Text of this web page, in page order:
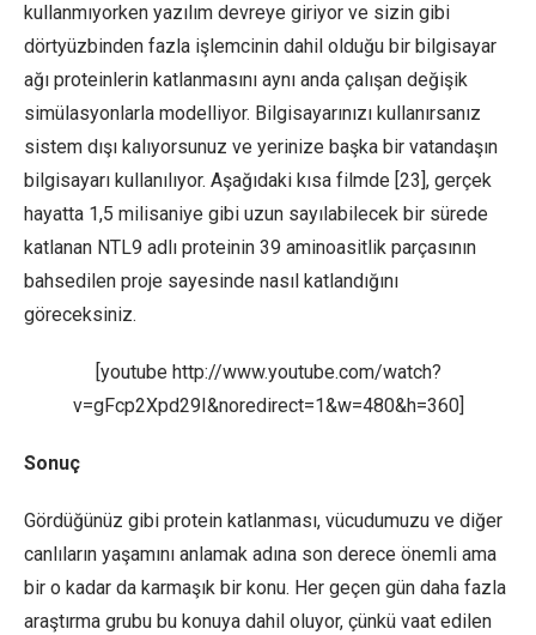
kullanmıyorken yazılım devreye giriyor ve sizin gibi
dörtyüzbinden fazla işlemcinin dahil olduğu bir bilgisayar
ağı proteinlerin katlanmasını aynı anda çalışan değişik
simülasyonlarla modelliyor. Bilgisayarınızı kullanırsanız
sistem dışı kalıyorsunuz ve yerinize başka bir vatandaşın
bilgisayarı kullanılıyor. Aşağıdaki kısa filmde [23], gerçek
hayatta 1,5 milisaniye gibi uzun sayılabilecek bir sürede
katlanan NTL9 adlı proteinin 39 aminoasitlik parçasının
bahsedilen proje sayesinde nasıl katlandığını
göreceksiniz.
[youtube http://www.youtube.com/watch?
v=gFcp2Xpd29I&noredirect=1&w=480&h=360]
Sonuç
Gördüğünüz gibi protein katlanması, vücudumuzu ve diğer
canlıların yaşamını anlamak adına son derece önemli ama
bir o kadar da karmaşık bir konu. Her geçen gün daha fazla
araştırma grubu bu konuya dahil oluyor, çünkü vaat edilen